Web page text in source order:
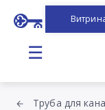
☰
Труба для